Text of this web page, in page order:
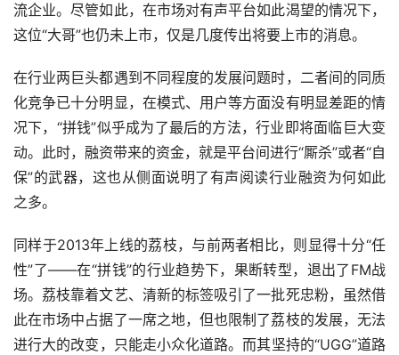
流企业。尽管如此，在市场对有声平台如此渴望的情况下，
这位“大哥”也仍未上市，仅是几度传出将要上市的消息。
在行业两巨头都遇到不同程度的发展问题时，二者间的同质
化竞争已十分明显，在模式、用户等方面没有明显差距的情
况下，“拼钱”似乎成为了最后的方法，行业即将面临巨大变
动。此时，融资带来的资金，就是平台间进行“厮杀”或者“自
保”的武器，这也从侧面说明了有声阅读行业融资为何如此
之多。
同样于2013年上线的荔枝，与前两者相比，则显得十分“任
性”了——在“拼钱”的行业趋势下，果断转型，退出了FM战
场。荔枝靠着文艺、清新的标签吸引了一批死忠粉，虽然借
此在市场中占据了一席之地，但也限制了荔枝的发展，无法
进行大的改变，只能走小众化道路。而其坚持的“UGG”道路